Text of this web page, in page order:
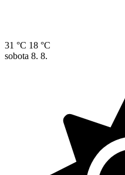
31 °C 18 °C
sobota 8. 8.